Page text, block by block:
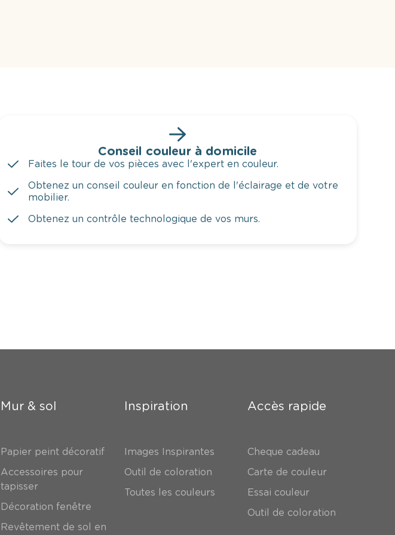
Conseil couleur à domicile
Faites le tour de vos pièces avec l'expert en couleur.
Obtenez un conseil couleur en fonction de l'éclairage et de votre
mobilier.
Obtenez un contrôle technologique de vos murs.
Mur & sol
Papier peint décoratif
Accessoires pour
tapisser
Décoration fenêtre
Revêtement de sol en
Inspiration
Images Inspirantes
Outil de coloration
Toutes les couleurs
Accès rapide
Cheque cadeau
Carte de couleur
Essai couleur
Outil de coloration